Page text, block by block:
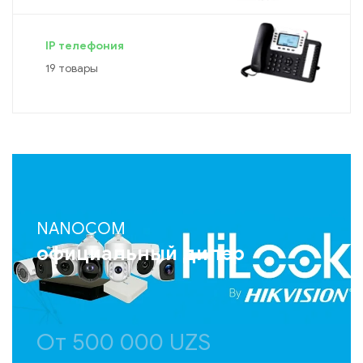
IP телефония
19 товары
NANOCOM
официальный дилер
От 500 000 UZS